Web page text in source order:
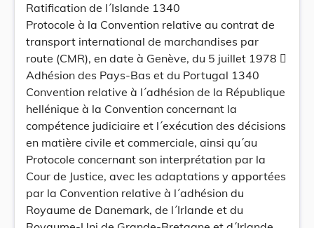
Ratification de l´Islande 1340
Protocole à la Convention relative au contrat de
transport international de marchandises par
route (CMR), en date à Genève, du 5 juillet 1978 
Adhésion des Pays-Bas et du Portugal 1340
Convention relative à l´adhésion de la République
hellénique à la Convention concernant la
compétence judiciaire et l´exécution des décisions
en matière civile et commerciale, ainsi qu´au
Protocole concernant son interprétation par la
Cour de Justice, avec les adaptations y apportées
par la Convention relative à l´adhésion du
Royaume de Danemark, de l´Irlande et du